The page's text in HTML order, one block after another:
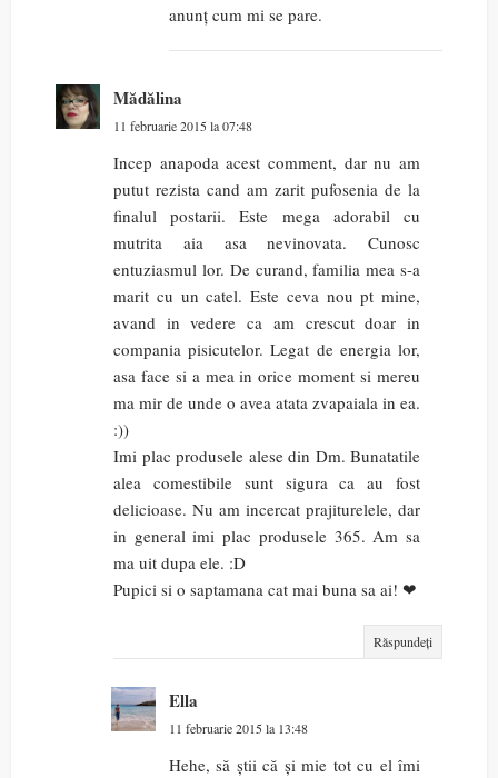
anunț cum mi se pare.
Mădălina
11 februarie 2015 la 07:48
Incep anapoda acest comment, dar nu am
putut rezista cand am zarit pufosenia de la
finalul postarii. Este mega adorabil cu
mutrita aia asa nevinovata. Cunosc
entuziasmul lor. De curand, familia mea s-a
marit cu un catel. Este ceva nou pt mine,
avand in vedere ca am crescut doar in
compania pisicutelor. Legat de energia lor,
asa face si a mea in orice moment si mereu
ma mir de unde o avea atata zvapaiala in ea.
:))
Imi plac produsele alese din Dm. Bunatatile
alea comestibile sunt sigura ca au fost
delicioase. Nu am incercat prajiturelele, dar
in general imi plac produsele 365. Am sa
ma uit dupa ele. :D
Pupici si o saptamana cat mai buna sa ai! ❤
Răspundeți
Ella
11 februarie 2015 la 13:48
Hehe, să știi că și mie tot cu el îmi